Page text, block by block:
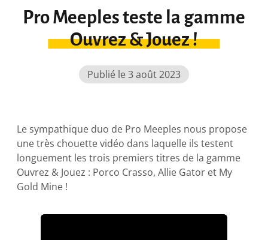
Pro Meeples teste la gamme
Ouvrez & Jouez !
Publié le 3 août 2023
Le sympathique duo de Pro Meeples nous propose
une très chouette vidéo dans laquelle ils testent
longuement les trois premiers titres de la gamme
Ouvrez & Jouez : Porco Crasso, Allie Gator et My
Gold Mine !